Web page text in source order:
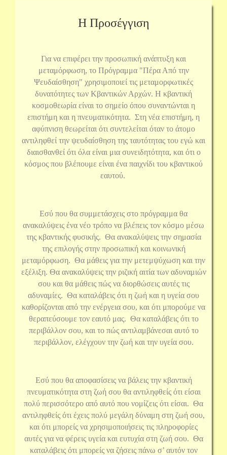
Η Προσέγγιση
Για να επιφέρει την προσωπική ανάπτυξη και
μεταμόρφωση, το Πρόγραμμα "Πέρα Από την
Ψευδαίσθηση" χρησιμοποιεί τις μεταμορφωτικές
δυνατότητες των Κβαντικών Αρχών. Η κβαντική
κοσμοθεωρία είναι το σημείο όπου συναντώνται η
επιστήμη και η πνευματικότητα. Στη νέα επιστήμη, η
αφύπνιση θεωρείται ότι συντελείται όταν το άτομο
αντιληφθεί την ψευδαίσθηση της ταυτότητας του εγώ και
διαισθανθεί ότι όλα είναι μια συνειδητότητα, και ότι ο
κόσμος που βλέπουμε είναι ένα παιχνίδι του κβαντικού
εαυτού.
Εσύ που θα συμμετάσχεις στο πρόγραμμα θα
ανακαλύψεις ένα νέο τρόπο να βλέπεις τον κόσμο μέσω
της κβαντικής φυσικής. Θα ανακαλύψεις την σημασία
της επιλογής στην προσωπική και κοινωνική
μεταμόρφωση. Θα μάθεις για την μετεμψύχωση και την
εξέλιξη. Θα ανακαλύψεις την ριζική αιτία των αδυναμιών
σου και θα μάθεις πώς να διορθώσεις αυτές τις
αδυναμίες. Θα καταλάβεις ότι η ζωή και η υγεία σου
καθορίζονται από την ενέργεια σου, και ότι μπορούμε να
θεραπεύσουμε τον εαυτό μας. Θα καταλάβεις ότι το
περιβάλλον σου, και το πώς αντιλαμβάνεσαι αυτό το
περιβάλλον, ελέγχουν την ζωή και την υγεία σου.
Εσύ που θα αποφασίσεις να βάλεις την κβαντική
πνευματικότητα στη ζωή σου θα αντιληφθείς ότι είσαι
πολύ περισσότερο από αυτό που νομίζεις ότι είσαι. Θα
αντιληφθείς ότι έχεις πολύ μεγάλη δύναμη στη ζωή σου,
και ότι μπορείς να χρησιμοποιήσεις τις πληροφορίες
αυτές για να φέρεις υγεία και ευτυχία στη ζωή σου. Θα
καταλάβεις ότι μπορείς να ζήσεις πάνω σ’ αυτόν τον